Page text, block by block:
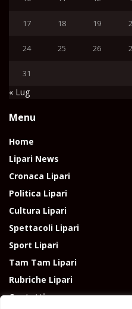
17 18 19
24 25 26
31
« Lug
Menu
Home
Lipari News
Cronaca Lipari
Politica Lipari
Cultura Lipari
Spettacoli Lipari
Sport Lipari
Tam Tam Lipari
Rubriche Lipari
Contatti